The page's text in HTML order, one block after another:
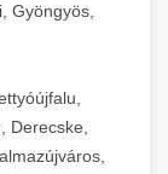
Gyöngyös,
Derecske,